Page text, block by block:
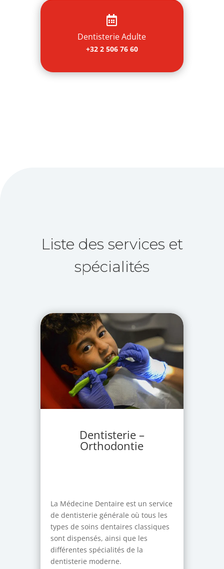

Dentisterie Adulte
+32 2 506 76 60
Liste des services et
spécialités
Dentisterie –
Orthodontie
La Médecine Dentaire est un service
de dentisterie générale où tous les
types de soins dentaires classiques
sont dispensés, ainsi que les
différentes spécialités de la
dentisterie moderne.